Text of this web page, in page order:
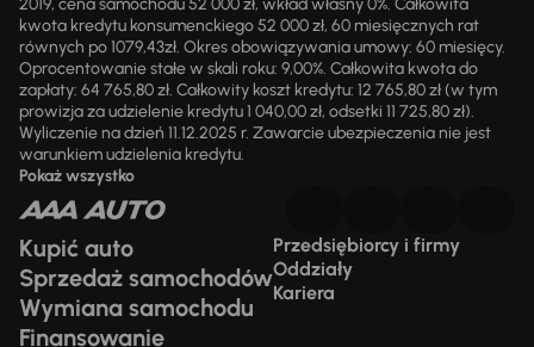
2019, cena samochodu 52 000 zł, wkład własny 0%. Całkowita
kwota kredytu konsumenckiego 52 000 zł, 60 miesięcznych rat
równych po 1079,43zł. Okres obowiązywania umowy: 60 miesięcy.
Oprocentowanie stałe w skali roku: 9,00%. Całkowita kwota do
zapłaty: 64 765,80 zł. Całkowity koszt kredytu: 12 765,80 zł (w tym
prowizja za udzielenie kredytu 1 040,00 zł, odsetki 11 725,80 zł).
Wyliczenie na dzień 11.12.2025 r. Zawarcie ubezpieczenia nie jest
warunkiem udzielenia kredytu.
Pokaż wszystko
Kupić auto
Sprzedaż samochodów
Wymiana samochodu
Finansowanie
Przedsiębiorcy i firmy
Oddziały
Kariera